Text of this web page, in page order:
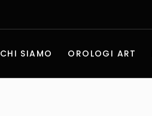
CHI SIAMO OROLOGI ART